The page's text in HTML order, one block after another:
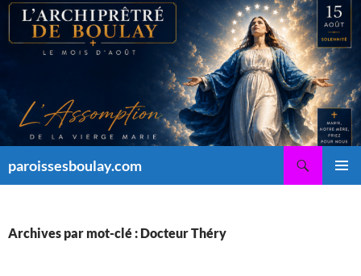
Aller
contenu
paroissesboulay.com
Archives par mot-clé : Docteur Théry